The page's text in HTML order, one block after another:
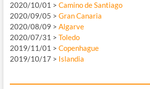
2020/10/01 > Camino de Santiago
2020/09/05 > Gran Canaria
2020/08/09 > Algarve
2020/07/31 > Toledo
2019/11/01 > Copenhague
2019/10/17 > Islandia